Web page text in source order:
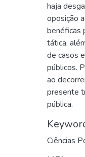
haja
oposição
benéficas
tática,
de casos
públicos.
ao
presente
pública.
Ciências